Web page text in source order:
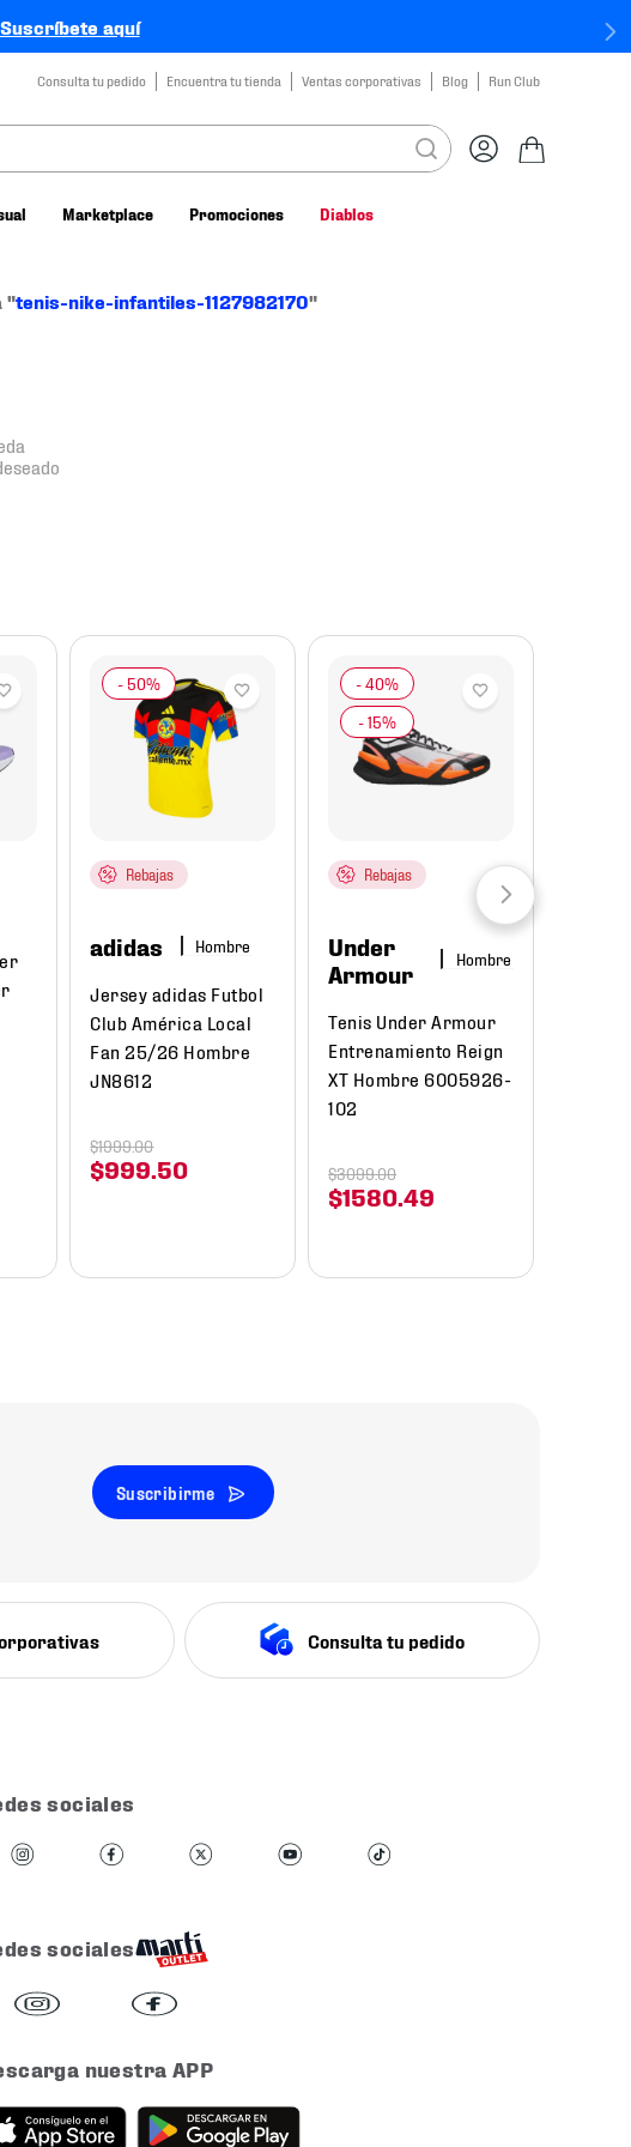
Suscríbete aquí
Consulta tu pedido Encuentra tu tienda Ventas corporativas Blog Run Club
Marketplace Promociones Diablos
"tenis-nike-infantiles-1127982170"
Rebajas
adidas Hombre
Jersey adidas Futbol
Club América Local
Fan 25/26 Hombre
JN8612
$999 50
$1999.00
Rebajas
Under
Armour
Hombre
Tenis Under Armour
Entrenamiento Reign
XT Hombre 6005926-
102
$1580 .49
$3099.00
Suscribirme
Consulta tu pedido
sociales
sociales
nuestra APP